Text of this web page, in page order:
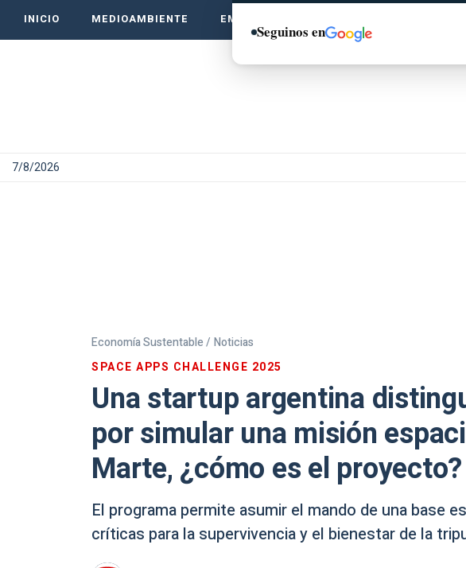
INICIO MEDIOAMBIENTE EMPRENDE VERDE
7/8/2026
Economía Sustentable / Noticias
SPACE APPS CHALLENGE 2025
Una startup argentina
por simular una misión
Marte, ¿cómo es el proyecto?
El programa permite asumir el mando de una base
críticas para la supervivencia y el bienestar de la
Seguinos en